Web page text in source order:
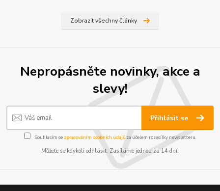
Zobrazit všechny články
Nepropásněte novinky, akce a
slevy!
Přihlásit se
Souhlasím se zpracováním osobních údajůza účelem rozesílky newsletteru.
Můžete se kdykoli odhlásit. Zasíláme jednou za 14 dní.